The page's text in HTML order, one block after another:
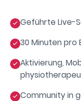
Geführte Live-
30 Minuten pro
Aktivierung,
Community in